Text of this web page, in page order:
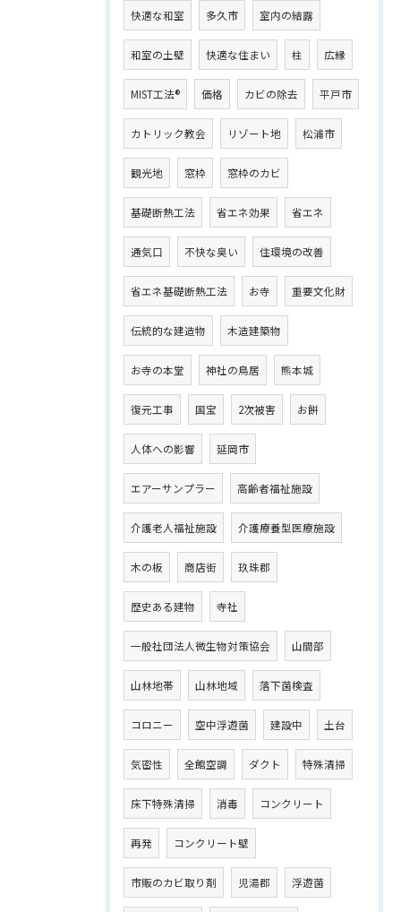
快適な和室 多久市 室内の結露
和室の土壁 快適な住まい 柱 広縁
MIST工法® 価格 カビの除去 平戸市
カトリック教会 リゾート地 松浦市
観光地 窓枠 窓枠のカビ
基礎断熱工法 省エネ効果 省エネ
通気口 不快な臭い 住環境の改善
省エネ基礎断熱工法 お寺 重要文化財
伝統的な建造物 木造建築物
お寺の本堂 神社の鳥居 熊本城
復元工事 国宝 2次被害 お餅
人体への影響 延岡市
エアーサンプラー 高齢者福祉施設
介護老人福祉施設 介護療養型医療施設
木の板 商店街 玖珠郡
歴史ある建物 寺社
一般社団法人微生物対策協会 山間部
山林地帯 山林地域 落下菌検査
コロニー 空中浮遊菌 建設中 土台
気密性 全館空調 ダクト 特殊清掃
床下特殊清掃 消毒 コンクリート
再発 コンクリート壁
市販のカビ取り剤 児湯郡 浮遊菌